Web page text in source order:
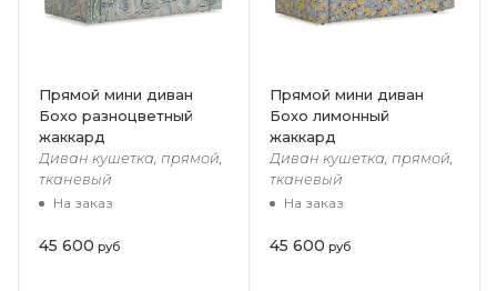
Прямой мини диван
Бохо разноцветный
жаккард
Диван кушетка, прямой,
тканевый
На заказ
45 600 руб
Прямой мини диван
Бохо лимонный
жаккард
Диван кушетка, прямой,
тканевый
На заказ
45 600 руб